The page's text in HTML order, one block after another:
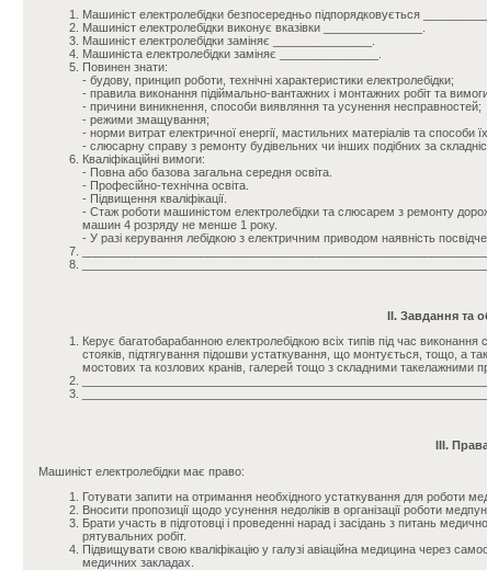
Машиніст електролебідки безпосередньо підпорядковується
Машиніст електролебідки виконує вказівки _______________.
Машиніст електролебідки заміняє _______________.
Машиніста електролебідки заміняє _______________.
Повинен знати:
- будову, принцип роботи, технічні характеристики електролебідки;
- правила виконання підіймально-вантажних і монтажних робіт та вимоги
- причини виникнення, способи виявляння та усунення несправностей;
- режими змащування;
- норми витрат електричної енергії, мастильних матеріалів та способи
- слюсарну справу з ремонту будівельних чи інших подібних за
Кваліфікаційні вимоги:
- Повна або базова загальна середня освіта.
- Професійно-технічна освіта.
- Підвищення кваліфікації.
- Стаж роботи машиністом електролебідки та слюсарем з ремонту
машин 4 розряду не менше 1 року.
- У разі керування лебідкою з електричним приводом наявність
II. Завдання та
Керує багатобарабанною електролебідкою всіх типів під час
стояків, підтягування підошви устаткування, що монтується, тощо, а
мостових та козлових кранів, галерей тощо з складними такелажними
III.
Машиніст електролебідки має право:
Готувати запити на отримання необхідного устаткування для роботи
Вносити пропозиції щодо усунення недоліків в організації роботи
Брати участь в підготовці і проведенні нарад і засідань з питань
рятувальних робіт.
Підвищувати свою кваліфікацію у галузі авіаційна медицина через
медичних закладах.